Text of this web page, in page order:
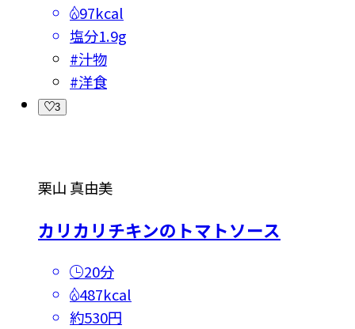
97kcal
塩分1.9g
#汁物
#洋食
3
栗山 真由美
カリカリチキンのトマトソース
20分
487kcal
約530円